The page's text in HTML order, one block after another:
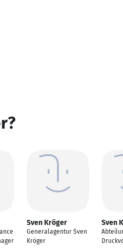
Sven Kröger
Generalagentur Sven
Kröger
Sven